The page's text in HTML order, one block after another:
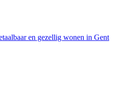
en gezellig wonen in Gent